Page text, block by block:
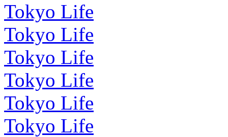
Tokyo Life
Tokyo Life
Tokyo Life
Tokyo Life
Tokyo Life
Tokyo Life